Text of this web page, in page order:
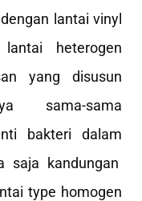
lantai vinyl
heterogen
yang disusun
sama-sama
bakteri dalam
saja kandungan
type homogen